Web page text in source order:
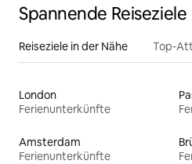
Spannende Reiseziele
Reiseziele in der Nähe Top-
London
Ferienunterkünfte
Amsterdam
Ferienunterkünfte